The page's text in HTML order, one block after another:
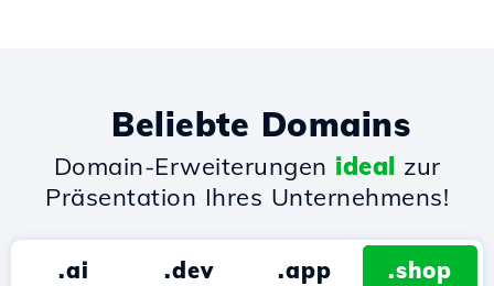
Beliebte Domains
Domain-Erweiterungen ideal zur
Präsentation Ihres Unternehmens!
.ai .dev .app .shop